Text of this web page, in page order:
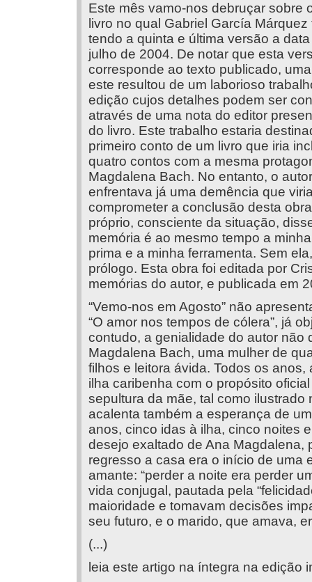
Este mês vamo-nos debruçar sobre
livro no qual Gabriel García
tendo a quinta e última versão a
julho de 2004. De notar que esta
corresponde ao texto publicado,
este resultou de um laborioso
edição cujos detalhes podem ser
através de uma nota do editor
do livro. Este trabalho estaria
primeiro conto de um livro que iria
quatro contos com a mesma
Magdalena Bach. No entanto, o autor
enfrentava já uma demência que
comprometer a conclusão desta
próprio, consciente da situação,
memória é ao mesmo tempo a
prima e a minha ferramenta. Sem
prólogo. Esta obra foi editada por
memórias do autor, e publicada em
“Vemo-nos em Agosto” não
“O amor nos tempos de cólera”, já
contudo, a genialidade do autor não
Magdalena Bach, uma mulher de
filhos e leitora ávida. Todos os
ilha caribenha com o propósito
sepultura da mãe, tal como
acalenta também a esperança de
anos, cinco idas à ilha, cinco noites
desejo exaltado de Ana Magdalena,
regresso a casa era o início de uma
amante: “perder a noite era perder
vida conjugal, pautada pela
maioridade e tomavam decisões
seu futuro, e o marido, que amava,
(...)
leia este artigo na íntegra na edição